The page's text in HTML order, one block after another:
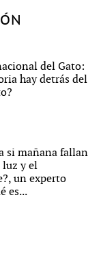
del Gato:
hay detrás del
si mañana fallan
luz y el
un experto
es...